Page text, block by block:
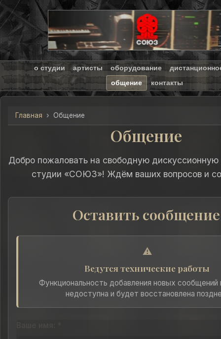
о студии артисты оборудование
общение
контакты
Главная Общение
Общение
Добро пожаловать на свободную
студии «СОЮЗ»! Ждём ваших вопросов и
Оставить сообщение
⚠️
Ведутся технические работы
Функциональность добавления новых сообщений
недоступна и будет восстановлена